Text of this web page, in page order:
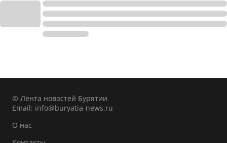
© Лента новостей Бурятии
Email: info@buryatia-news.ru
О нас